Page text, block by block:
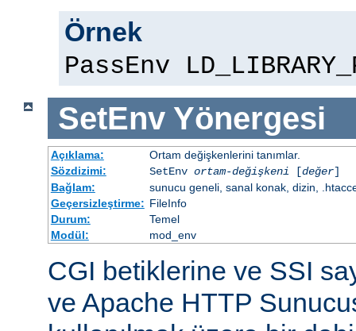
Örnek
PassEnv
SetEnv Yönergesi
Açıklama:
Ortam değişkenlerini tanımlar.
Sözdizimi:
SetEnv ortam-değişkeni [değer]
Bağlam:
sunucu geneli, sanal konak, dizin,
Geçersizleştirme: FileInfo
Durum:
Temel
Modül:
mod_env
CGI betiklerine ve SSI
ve Apache HTTP